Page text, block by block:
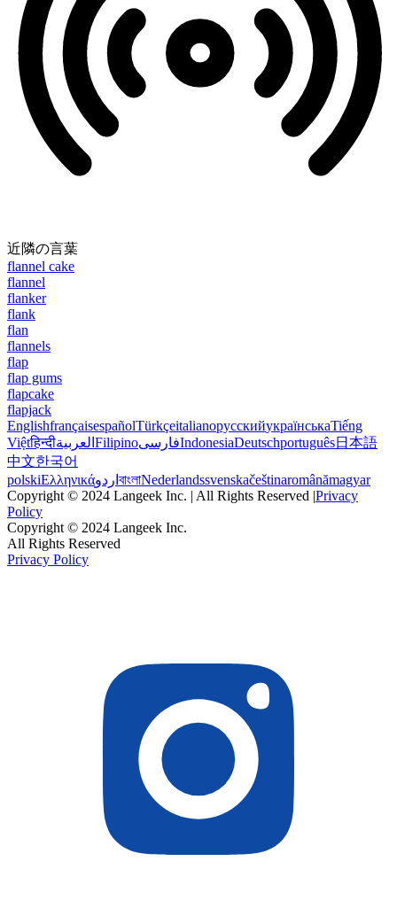
近隣の言葉
flannel cake
flannel
flanker
flank
flan
flannels
flap
flap gums
flapcake
flapjack
EnglishfrançaisespañolTürkçeitalianoрусскийукраїнськаTiếng
Việtहिन्दीالعربية FilipinoفارسیIndonesiaDeutschportuguês日本語
中文한국어
polskiΕλληνικάاردو বাংলাNederlandssvenskačeštinaromânămagyar
Copyright © 2024 Langeek Inc. | All Rights Reserved |Privacy
Policy
Copyright © 2024 Langeek Inc.
All Rights Reserved
Privacy Policy